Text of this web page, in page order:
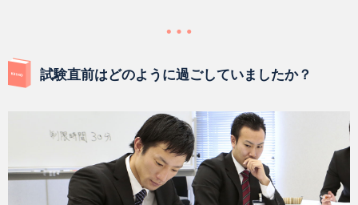
試験直前はどのように過ごしていましたか？